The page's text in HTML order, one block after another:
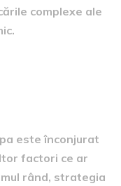
complexe ale
este înconjurat
factori ce ar
rând, strategia